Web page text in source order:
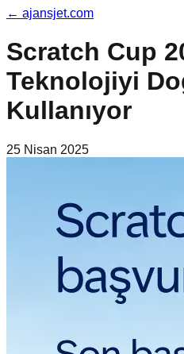
← ajansjet.com
Scratch Cup
Teknolojiyi
Kullanıyor
25 Nisan 2025